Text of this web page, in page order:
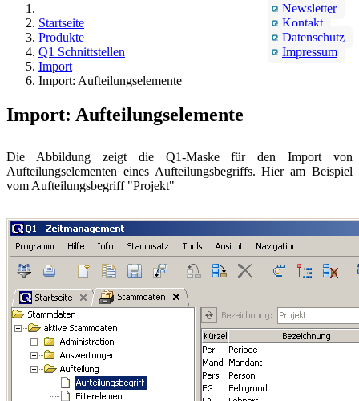
Newsletter
Kontakt
Datenschutz
Impressum
Startseite
Produkte
Q1 Schnittstellen
Import
Import: Aufteilungselemente
Import: Aufteilungselemente
Die Abbildung zeigt die Q1-Maske für den Import von
Aufteilungselementen eines Aufteilungsbegriffs. Hier am Beispiel
vom Aufteilungsbegriff "Projekt"